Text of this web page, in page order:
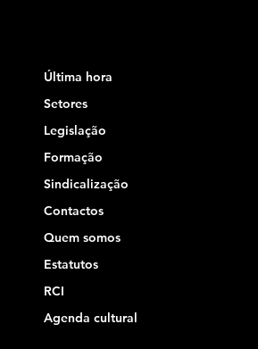
Última hora
Setores
Legislação
Formação
Sindicalização
Contactos
Quem somos
Estatutos
RCI
Agenda cultural